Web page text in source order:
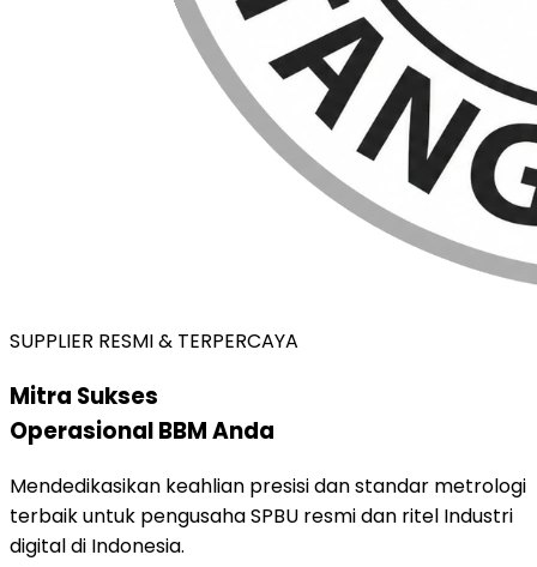
SUPPLIER RESMI & TERPERCAYA
Mitra Sukses
Operasional BBM Anda
Mendedikasikan keahlian presisi dan standar metrologi
terbaik untuk pengusaha SPBU resmi dan ritel Industri
digital di Indonesia.